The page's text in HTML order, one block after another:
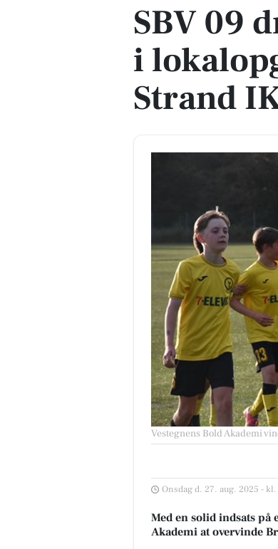
SBV 09
i
Strand
Vestegnens Bold Akademi
Onsdag d. 27. aug. 2025 - kl.
Med en solid indsats på
Akademi at overvinde